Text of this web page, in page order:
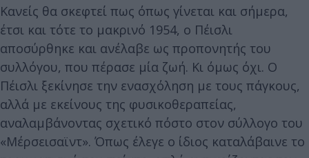
Κανείς θα σκεφτεί πως όπως γίνεται και σήμερα,
έτσι και τότε το μακρινό 1954, ο Πέισλι
αποσύρθηκε και ανέλαβε ως προπονητής του
συλλόγου, που πέρασε μία ζωή. Κι όμως όχι. Ο
Πέισλι ξεκίνησε την ενασχόληση με τους πάγκους,
αλλά με εκείνους της φυσικοθεραπείας,
αναλαμβάνοντας σχετικό πόστο στον σύλλογο του
«Μέρσεισαϊντ». Όπως έλεγε ο ίδιος καταλάβαινε το